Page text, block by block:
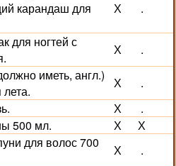
карандаш для
Х .
для ногтей с
Х .
иметь, англ.)
Х
.
Х
.
500 мл. Х
Х
для волос 700
Х
.